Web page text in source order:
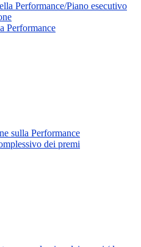
Performance/Piano esecutivo
Performance
sulla Performance
dei premi